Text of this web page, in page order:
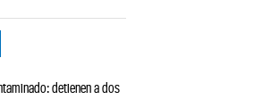
detienen a dos